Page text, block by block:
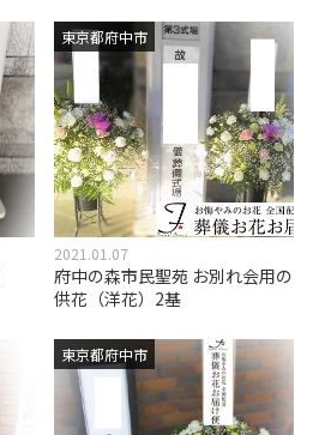
東京都府中市
2021.01.07
府中の森市民聖苑 お別れ会用の
供花（洋花）2基
東京都府中市